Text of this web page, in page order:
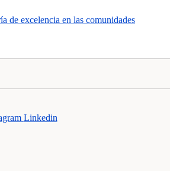
de excelencia en las comunidades
Linkedin